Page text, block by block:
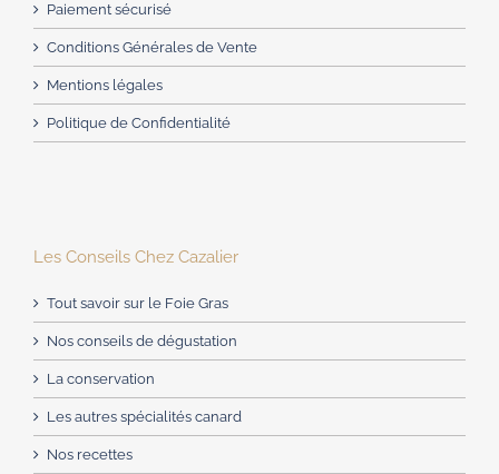
Paiement sécurisé
Conditions Générales de Vente
Mentions légales
Politique de Confidentialité
Les Conseils Chez Cazalier
Tout savoir sur le Foie Gras
Nos conseils de dégustation
La conservation
Les autres spécialités canard
Nos recettes